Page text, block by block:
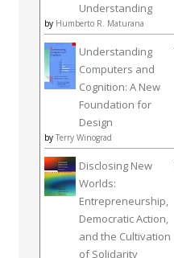
Understanding
by Humberto R. Maturana
Understanding
Computers and
Cognition: A New
Foundation for
Design
by Terry Winograd
Disclosing New
Worlds:
Entrepreneurship,
Democratic Action,
and the Cultivation
of Solidarity